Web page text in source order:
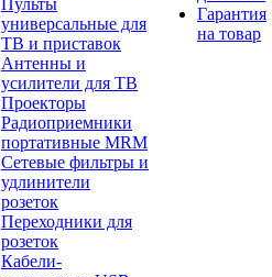
Пульты
универсальные для
ТВ и приставок
Антенны и
усилители для ТВ
Проекторы
Радиоприемники
портативные MRM
Сетевые фильтры и
удлинители
розеток
Переходники для
розеток
Кабели-
Гарантия
на товар